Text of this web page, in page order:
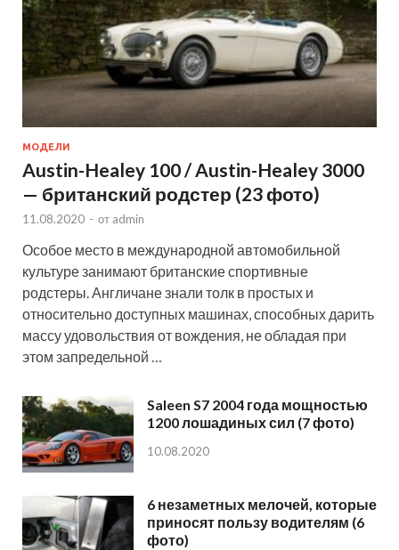
МОДЕЛИ
Austin-Healey 100 / Austin-Healey 3000
— британский родстер (23 фото)
11.08.2020 - от admin
Особое место в международной автомобильной
культуре занимают британские спортивные
родстеры. Англичане знали толк в простых и
относительно доступных машинах, способных дарить
массу удовольствия от вождения, не обладая при
этом запредельной …
Saleen S7 2004 года мощностью
1200 лошадиных сил (7 фото)
10.08.2020
6 незаметных мелочей, которые
приносят пользу водителям (6
фото)